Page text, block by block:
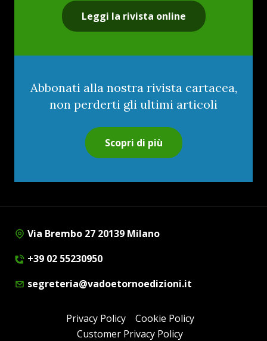
Leggi la rivista online
Abbonati alla nostra rivista cartacea,
non perderti gli ultimi articoli
Scopri di più
Via Brembo 27 20139 Milano
+39 02 55230950
segreteria@vadoetornoedizioni.it
Privacy Policy
Cookie Policy
Customer Privacy Policy